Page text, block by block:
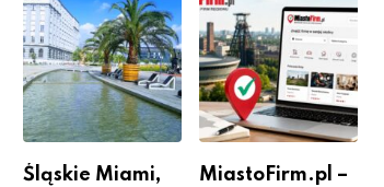
animatora
zabaw dla
dzieci
Śląskie Miami,
MiastoFirm.pl –